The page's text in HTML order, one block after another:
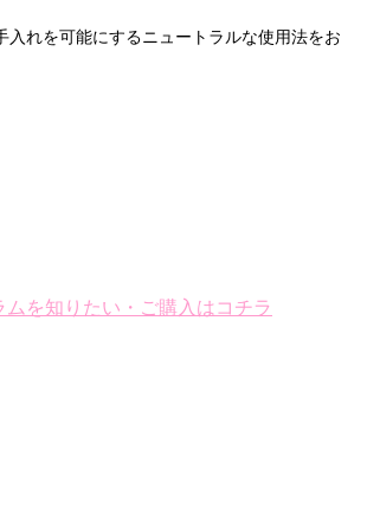
入れを可能にするニュートラルな使用法をお
ムを知りたい・ご購入はコチラ